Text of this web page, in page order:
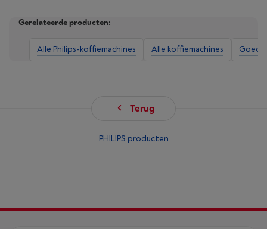
Gerelateerde producten:
Alle Philips-koffiemachines Alle koffiemachines
Terug
PHILIPS producten